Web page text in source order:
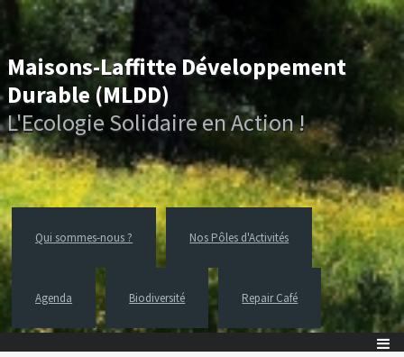
Maisons-Laffitte Développement
Durable (MLDD)
L'Ecologie Solidaire en Action !
Qui sommes-nous ? Nos Pôles d'Activités
Agenda Biodiversité Repair Café